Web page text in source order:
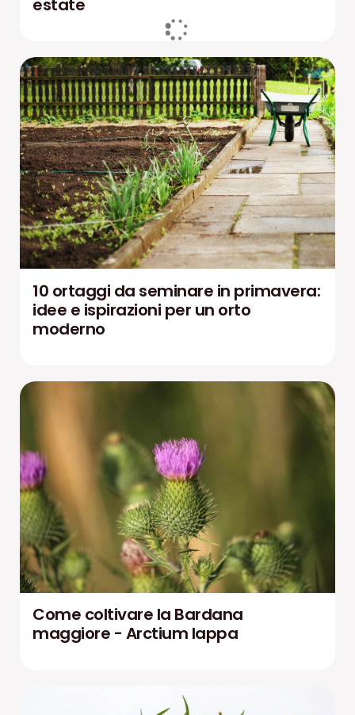
estate
10 ortaggi da seminare in primavera:
idee e ispirazioni per un orto
moderno
Come coltivare la Bardana
maggiore - Arctium lappa